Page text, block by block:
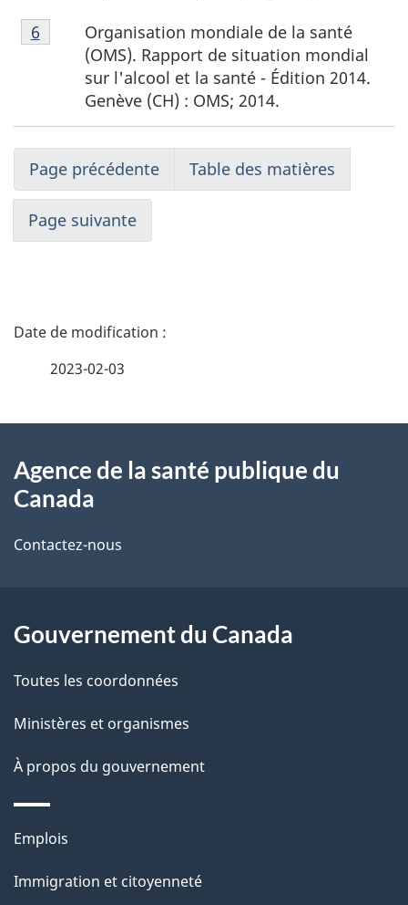
Notes
de
Organisation mondiale de la santé
(OMS). Rapport de situation mondial
sur l'alcool et la santé - Édition 2014.
Genève (CH) : OMS; 2014.
Retour à la référence de la note de bas de page
6
Page précédente Table des matières
Page suivante
D
i
s
e
l
a
p
a
g
e
2023-02-03
propos
ce
Agence de la santé publique du
Canada
Contactez-nous
Gouvernement du Canada
Toutes les coordonnées
Ministères et organismes
À propos du gouvernement
Thèmes
sujets
Emplois
Immigration et citoyenneté